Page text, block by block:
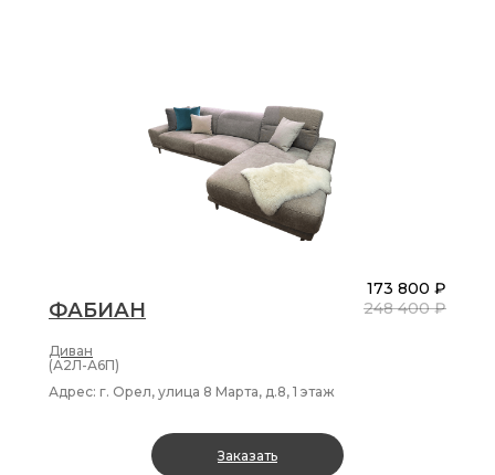
ФАБИАН
Диван
173 800 ₽
248 400 ₽
(А2Л-А6П)
Адрес: г. Орел, улица 8 Марта, д.8, 1 этаж
Заказать